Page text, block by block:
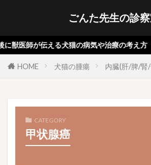
ごんた先生の診
獣医師が伝える犬猫の病気や治療の考え方
HOME 犬猫の腫瘍 内臓(肝/脾/腎
CATEGORY
甲状腺癌